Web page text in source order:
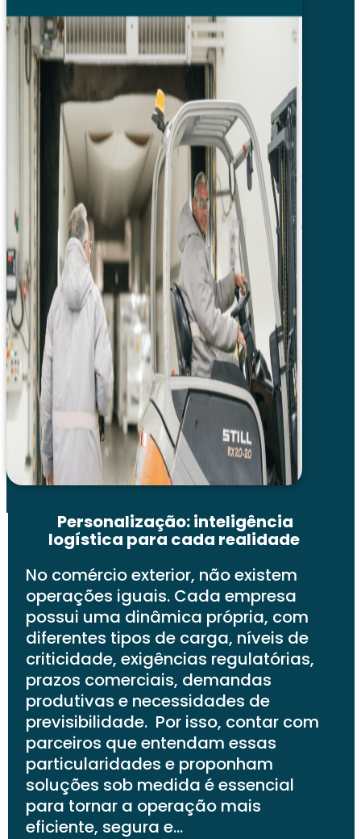
Personalização: inteligência
logística para cada realidade
No comércio exterior, não existem
operações iguais. Cada empresa
possui uma dinâmica própria, com
diferentes tipos de carga, níveis de
criticidade, exigências regulatórias,
prazos comerciais, demandas
produtivas e necessidades de
previsibilidade. Por isso, contar com
parceiros que entendam essas
particularidades e proponham
soluções sob medida é essencial
para tornar a operação mais
eficiente, segura e…